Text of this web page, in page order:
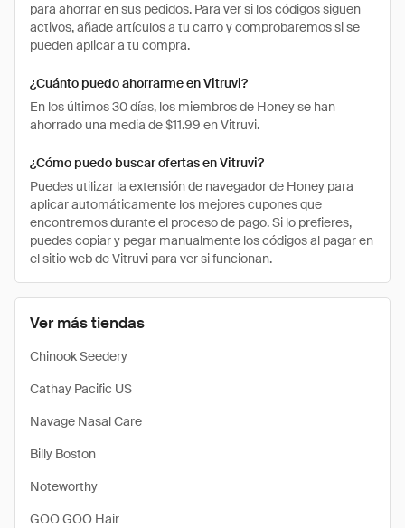
Ver más tiendas
Chinook Seedery
Cathay Pacific US
Navage Nasal Care
Billy Boston
Noteworthy
GOO GOO Hair
para ahorrar en sus pedidos. Para ver si los códigos siguen
activos, añade artículos a tu carro y comprobaremos si se
pueden aplicar a tu compra.
¿Cuánto puedo ahorrarme en Vitruvi?
En los últimos 30 días, los miembros de Honey se han
ahorrado una media de $11.99 en Vitruvi.
¿Cómo puedo buscar ofertas en Vitruvi?
Puedes utilizar la extensión de navegador de Honey para
aplicar automáticamente los mejores cupones que
encontremos durante el proceso de pago. Si lo prefieres,
puedes copiar y pegar manualmente los códigos al pagar en
el sitio web de Vitruvi para ver si funcionan.